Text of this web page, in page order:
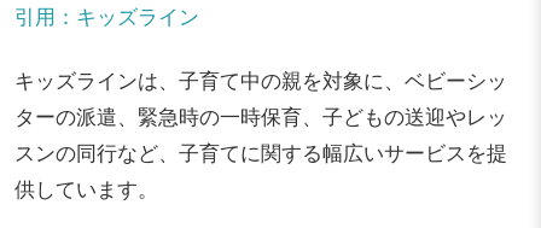
引用：キッズライン
キッズラインは、子育て中の親を対象に、ベビーシッ
ターの派遣、緊急時の一時保育、子どもの送迎やレッ
スンの同行など、子育てに関する幅広いサービスを提
供しています。